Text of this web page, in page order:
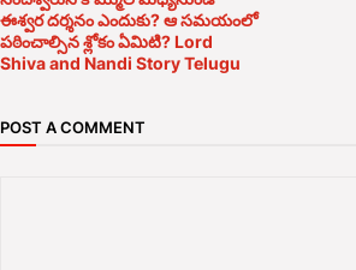
ఈశ్వర దర్శనం ఎందుకు? ఆ సమయంలో
పఠించాల్సిన శ్లోకం ఏమిటి? Lord
Shiva and Nandi Story Telugu
POST A COMMENT